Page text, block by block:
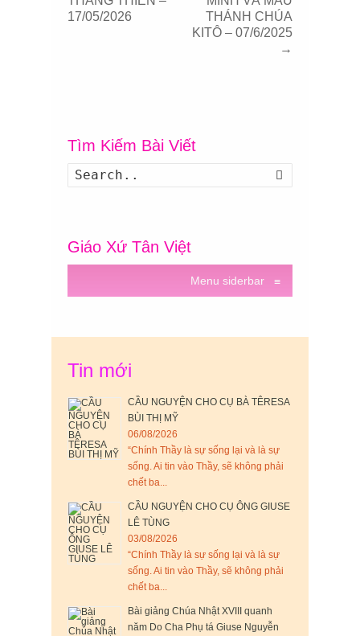
17/05/2026
THÁNH CHÚA
KITÔ – 07/6/2025
→
Tìm Kiếm Bài Viết
Giáo Xứ Tân Việt
Menu siderbar ≡
Tin mới
CẦU NGUYỆN CHO CỤ BÀ TÊRESA
BÙI THỊ MỸ
06/08/2026
“Chính Thầy là sự sống lại và là sự
sống. Ai tin vào Thầy, sẽ không phải
chết ba...
CẦU NGUYỆN CHO CỤ ÔNG GIUSE
LÊ TÙNG
03/08/2026
“Chính Thầy là sự sống lại và là sự
sống. Ai tin vào Thầy, sẽ không phải
chết ba...
Bài giảng Chúa Nhật XVIII quanh
năm Do Cha Phụ tá Giuse Nguyễn